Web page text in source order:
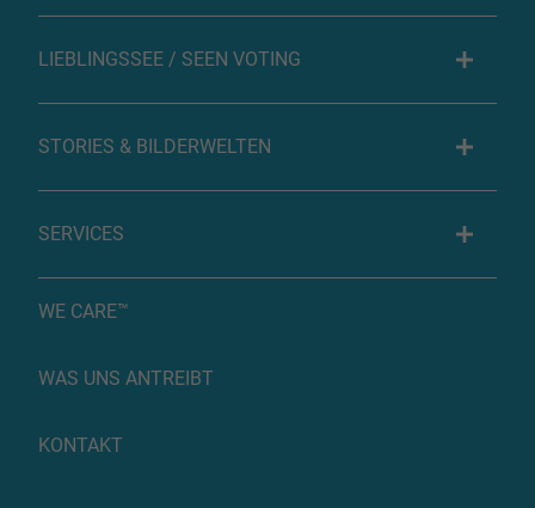
LIEBLINGSSEE / SEEN VOTING
STORIES & BILDERWELTEN
SERVICES
WE CARE™
WAS UNS ANTREIBT
KONTAKT